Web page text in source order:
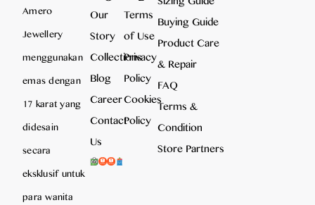
Amero
Jewellery
menggunakan
emas dengan
17 karat yang
didesain
secara
eksklusif untuk
para wanita
Our
Story
Collections
Blog
Career
Contact
Us
Terms
of Use
Privacy
Policy
Cookies
Policy
Buying Guide
Product Care
& Repair
FAQ
Terms &
Condition
Store Partners